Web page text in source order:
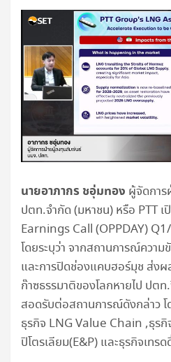
นายอาภากร ชอุ่มทอง ผู้จัดกา
ปตท.จำกัด (มหาชน) หรือ PTT เ
Earnings Call (OPPDAY)
โดยระบุว่า จากสถานการณ์ควา
และการปิดช่องแคบฮอร์มุช ส่ง
ก๊าซธรรมาติของโลกหายไป ปต
สอดรับต่อสถานการณ์ดังกล่าว โ
ธุรกิจ LNG Value Chain ,ธุรกิ
ปิโตรเลียม(E&P) และธุรกิจเทร